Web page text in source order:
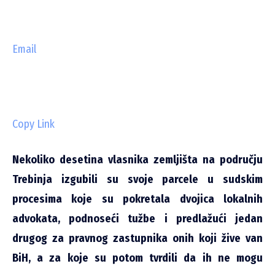
Email
Copy Link
Nekoliko desetina vlasnika zemljišta na području
Trebinja izgubili su svoje parcele u sudskim
procesima koje su pokretala dvojica lokalnih
advokata, podnoseći tužbe i predlažući jedan
drugog za pravnog zastupnika onih koji žive van
BiH, a za koje su potom tvrdili da ih ne mogu